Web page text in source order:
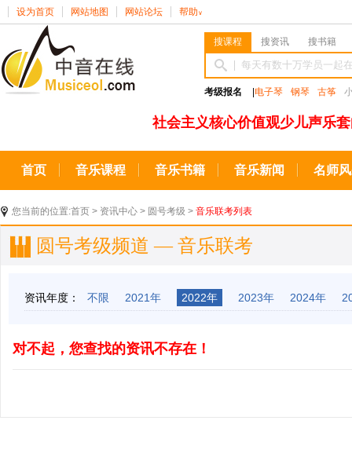
设为首页 网站地图 网站论坛 帮助 ∨
搜课程 搜资讯 搜书籍
考级报名 电子琴 钢琴 古筝
社会主义核心价值观少儿声乐
首页 音乐课程 音乐书籍 音乐新闻 名师
您当前的位置:首页 > 资讯中心 > 圆号考级 > 音乐联考列表
圆号考级频道 — 音乐联考
资讯年度： 不限 2021年 2022年 2023年 2024年
对不起，您查找的资讯不存在！